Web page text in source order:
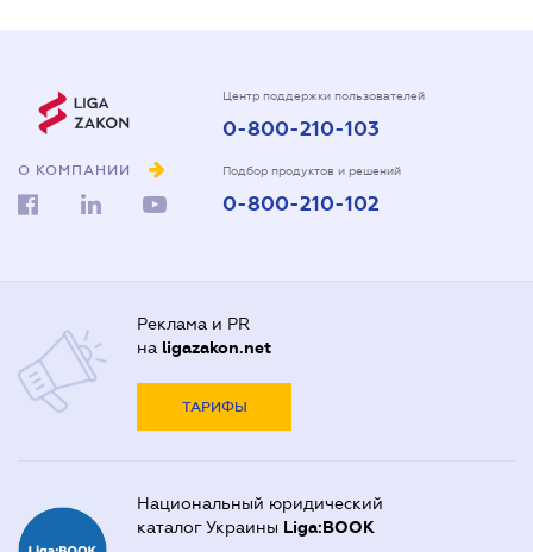
О КОМПАНИИ
Центр поддержки пользователей
0-800-210-103
Подбор продуктов и решений
0-800-210-102
Реклама и PR
на ligazakon.net
ТАРИФЫ
Национальный юридический
каталог Украины Liga:BOOK